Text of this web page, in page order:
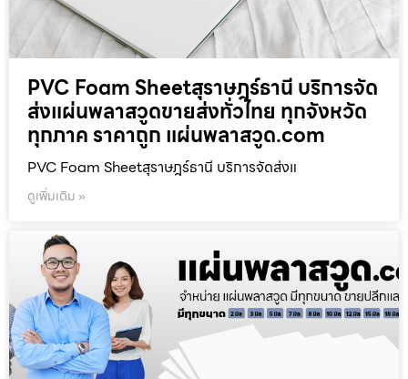
PVC Foam Sheetสุราษฎร์ธานี บริการจัด
ส่งแผ่นพลาสวูดขายส่งทั่วไทย ทุกจังหวัด
ทุกภาค ราคาถูก แผ่นพลาสวูด.com
PVC Foam Sheetสุราษฎร์ธานี บริการจัดส่งแ
ดูเพิ่มเติม »